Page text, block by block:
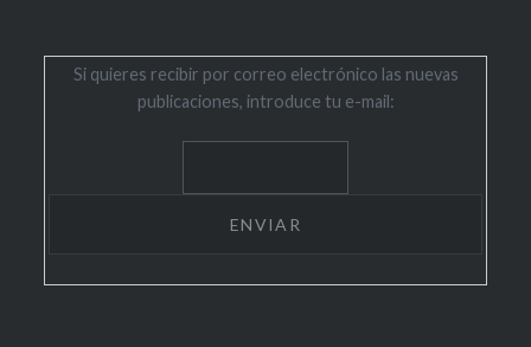
Si quieres recibir por correo electrónico las nuevas
publicaciones, introduce tu e-mail: